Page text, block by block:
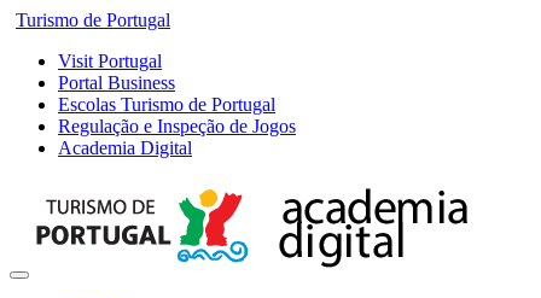
Turismo de Portugal
Visit Portugal
Portal Business
Escolas Turismo de Portugal
Regulação e Inspeção de Jogos
Academia Digital